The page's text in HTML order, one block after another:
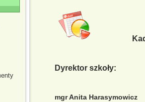
Dyrektor szkoły:
mgr Anita Harasymowicz